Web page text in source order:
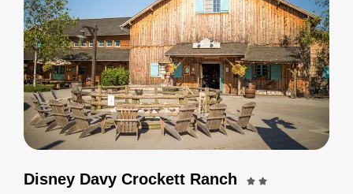
Disney Davy Crockett Ranch